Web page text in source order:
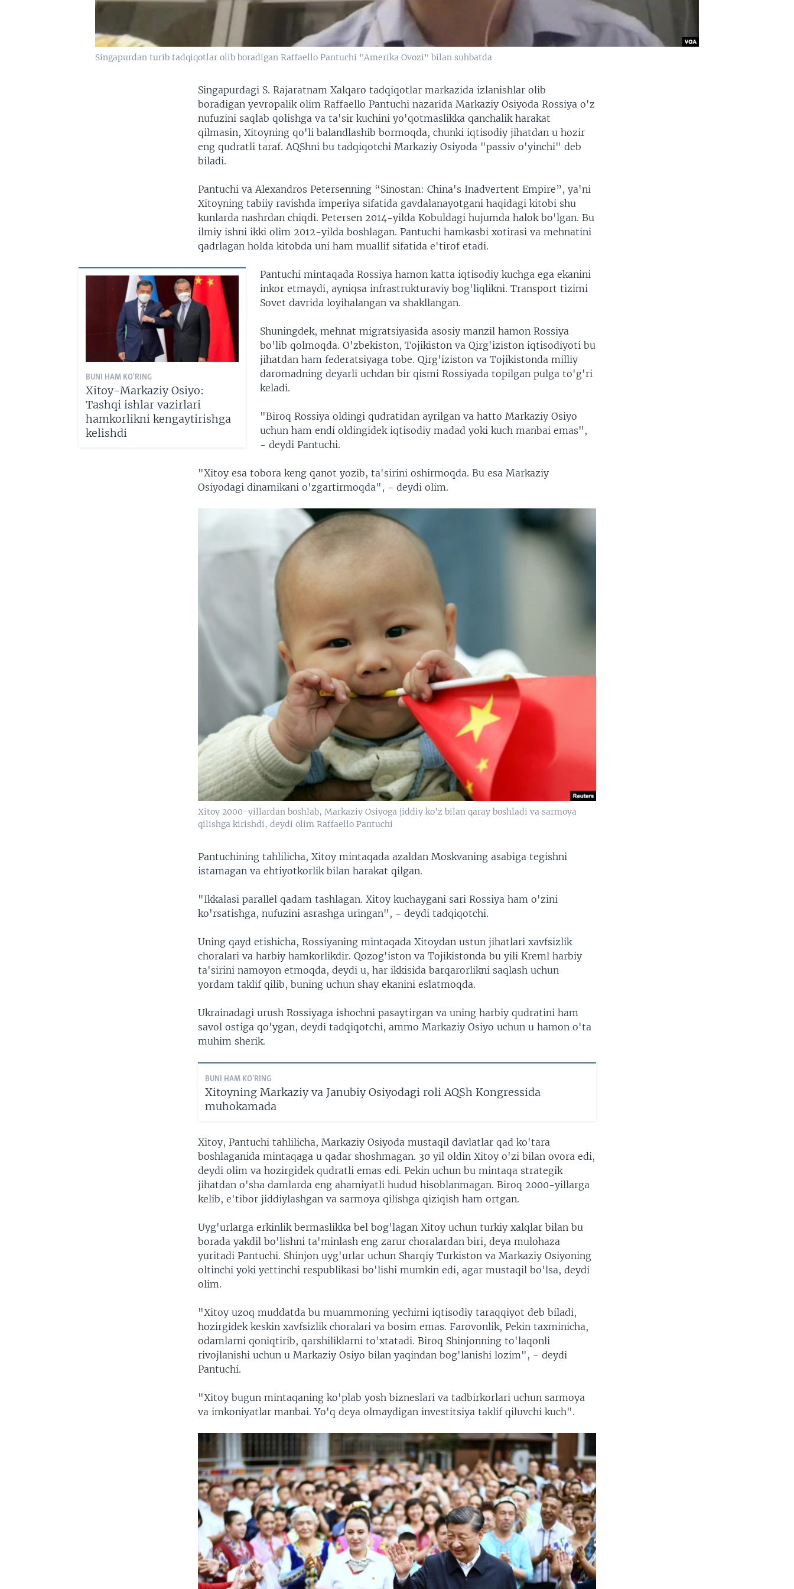
Singapurdan turib tadqiqotlar olib boradigan Raffaello Pantuchi "Amerika Ovozi" bilan suhbatda
Singapurdagi S. Rajaratnam Xalqaro tadqiqotlar markazida izlanishlar olib
boradigan yevropalik olim Raffaello Pantuchi nazarida Markaziy Osiyoda Rossiya o'z
nufuzini saqlab qolishga va ta'sir kuchini yo'qotmaslikka qanchalik harakat
qilmasin, Xitoyning qo'li balandlashib bormoqda, chunki iqtisodiy jihatdan u hozir
eng qudratli taraf. AQShni bu tadqiqotchi Markaziy Osiyoda "passiv o'yinchi" deb
biladi.
Pantuchi va Alexandros Petersenning “Sinostan: China's Inadvertent Empire”, ya'ni
Xitoyning tabiiy ravishda imperiya sifatida gavdalanayotgani haqidagi kitobi shu
kunlarda nashrdan chiqdi. Petersen 2014-yilda Kobuldagi hujumda halok bo'lgan. Bu
ilmiy ishni ikki olim 2012-yilda boshlagan. Pantuchi hamkasbi xotirasi va mehnatini
qadrlagan holda kitobda uni ham muallif sifatida e'tirof etadi.
BUNI HAM KO'RING
Xitoy-Markaziy Osiyo:
Tashqi ishlar vazirlari
hamkorlikni kengaytirishga
kelishdi
Pantuchi mintaqada Rossiya hamon katta iqtisodiy kuchga ega ekanini
inkor etmaydi, ayniqsa infrastrukturaviy bog'liqlikni. Transport tizimi
Sovet davrida loyihalangan va shakllangan.
Shuningdek, mehnat migratsiyasida asosiy manzil hamon Rossiya
bo'lib qolmoqda. O'zbekiston, Tojikiston va Qirg'iziston iqtisodiyoti bu
jihatdan ham federatsiyaga tobe. Qirg'iziston va Tojikistonda milliy
daromadning deyarli uchdan bir qismi Rossiyada topilgan pulga to'g'ri
keladi.
"Biroq Rossiya oldingi qudratidan ayrilgan va hatto Markaziy Osiyo
uchun ham endi oldingidek iqtisodiy madad yoki kuch manbai emas",
- deydi Pantuchi.
"Xitoy esa tobora keng qanot yozib, ta'sirini oshirmoqda. Bu esa Markaziy
Osiyodagi dinamikani o'zgartirmoqda", - deydi olim.
Xitoy 2000-yillardan boshlab, Markaziy Osiyoga jiddiy ko'z bilan qaray boshladi va sarmoya
qilishga kirishdi, deydi olim Raffaello Pantuchi
Pantuchining tahlilicha, Xitoy mintaqada azaldan Moskvaning asabiga tegishni
istamagan va ehtiyotkorlik bilan harakat qilgan.
"Ikkalasi parallel qadam tashlagan. Xitoy kuchaygani sari Rossiya ham o'zini
ko'rsatishga, nufuzini asrashga uringan", - deydi tadqiqotchi.
Uning qayd etishicha, Rossiyaning mintaqada Xitoydan ustun jihatlari xavfsizlik
choralari va harbiy hamkorlikdir. Qozog'iston va Tojikistonda bu yili Kreml harbiy
ta'sirini namoyon etmoqda, deydi u, har ikkisida barqarorlikni saqlash uchun
yordam taklif qilib, buning uchun shay ekanini eslatmoqda.
Ukrainadagi urush Rossiyaga ishochni pasaytirgan va uning harbiy qudratini ham
savol ostiga qo'ygan, deydi tadqiqotchi, ammo Markaziy Osiyo uchun u hamon o'ta
muhim sherik.
BUNI HAM KO'RING
Xitoyning Markaziy va Janubiy Osiyodagi roli AQSh Kongressida
muhokamada
Xitoy, Pantuchi tahlilicha, Markaziy Osiyoda mustaqil davlatlar qad ko'tara
boshlaganida mintaqaga u qadar shoshmagan. 30 yil oldin Xitoy o'zi bilan ovora edi,
deydi olim va hozirgidek qudratli emas edi. Pekin uchun bu mintaqa strategik
jihatdan o'sha damlarda eng ahamiyatli hudud hisoblanmagan. Biroq 2000-yillarga
kelib, e'tibor jiddiylashgan va sarmoya qilishga qiziqish ham ortgan.
Uyg'urlarga erkinlik bermaslikka bel bog'lagan Xitoy uchun turkiy xalqlar bilan bu
borada yakdil bo'lishni ta'minlash eng zarur choralardan biri, deya mulohaza
yuritadi Pantuchi. Shinjon uyg'urlar uchun Sharqiy Turkiston va Markaziy Osiyoning
oltinchi yoki yettinchi respublikasi bo'lishi mumkin edi, agar mustaqil bo'lsa, deydi
olim.
"Xitoy uzoq muddatda bu muammoning yechimi iqtisodiy taraqqiyot deb biladi,
hozirgidek keskin xavfsizlik choralari va bosim emas. Farovonlik, Pekin taxminicha,
odamlarni qoniqtirib, qarshiliklarni to'xtatadi. Biroq Shinjonning to'laqonli
rivojlanishi uchun u Markaziy Osiyo bilan yaqindan bog'lanishi lozim", - deydi
Pantuchi.
"Xitoy bugun mintaqaning ko'plab yosh bizneslari va tadbirkorlari uchun sarmoya
va imkoniyatlar manbai. Yo'q deya olmaydigan investitsiya taklif qiluvchi kuch".